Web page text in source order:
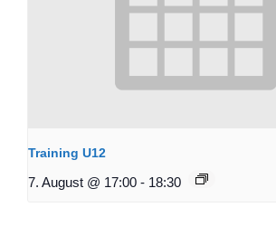
Training U12
7. August @ 17:00 - 18:30